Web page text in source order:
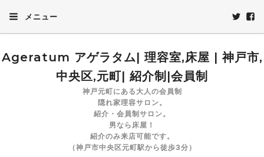
メニュー
Ageratum アゲラタム| 理容室,床屋 | 神戸市,
中央区,元町| 紹介制|会員制
神戸元町にある大人の会員制
隠れ家理容サロン。
紹介・会員制サロン。
男なら床屋！
紹介のみ来店可能です。
（神戸市中央区元町駅から徒歩3分）